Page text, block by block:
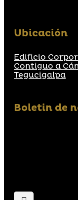
Ubicación
Edificio
Contiguo a
Tegucigalpa
Boletin de